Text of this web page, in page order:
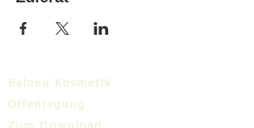
Balnea Kosmetik
Offenlegung